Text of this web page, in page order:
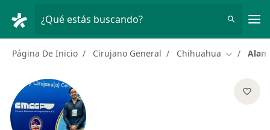
¿Qué estás buscando?
Página De Inicio Cirujano General Chihuahua Cambiar
Alan